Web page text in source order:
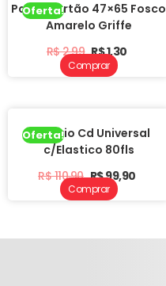
Oferta!
Papel Cartão 47×65 Fosco
Amarelo Griffe
R$2,99 R$1,30
Comprar
Oferta!
Fichario Cd Universal
c/Elastico 80fls
R$110,90 R$99,90
Comprar